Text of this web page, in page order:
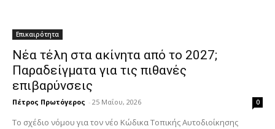
Επικαιρότητα
Νέα τέλη στα ακίνητα από το 2027;
Παραδείγματα για τις πιθανές
επιβαρύνσεις
Πέτρος Πρωτόγερος - 25 Μαΐου, 2026 0
Το σχέδιο νόμου για τον νέο Κώδικα Τοπικής Αυτοδιοίκησης